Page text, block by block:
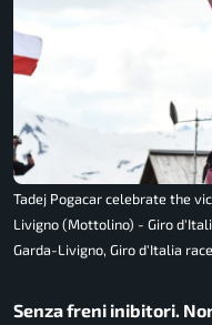
Tadej Pogacar celebrate the
Livigno (Mottolino) - Giro
Garda-Livigno, Giro d'Italia
Senza freni inibitori.